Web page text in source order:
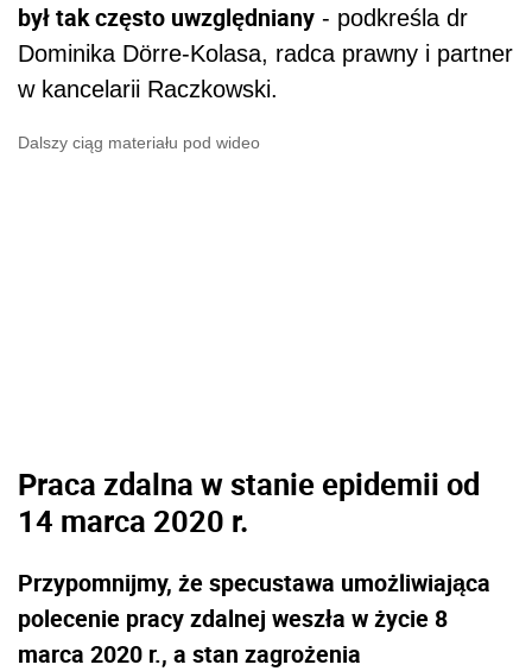
był tak często uwzględniany - podkreśla dr
Dominika Dörre-Kolasa, radca prawny i partner
w kancelarii Raczkowski.
Dalszy ciąg materiału pod wideo
Praca zdalna w stanie epidemii od
14 marca 2020 r.
Przypomnijmy, że specustawa umożliwiająca
polecenie pracy zdalnej weszła w życie 8
marca 2020 r., a stan zagrożenia